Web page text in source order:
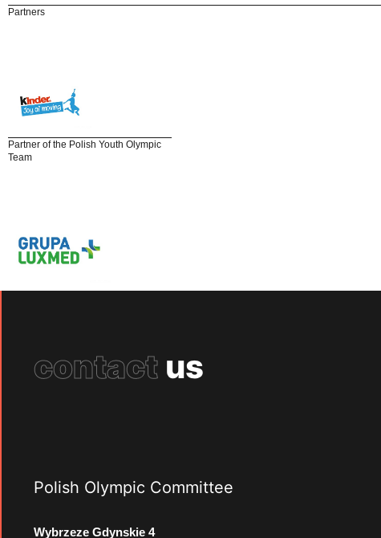
Partners
Partner of the Polish Youth Olympic
Team
contact us
Polish Olympic Committee
Wybrzeze Gdynskie 4